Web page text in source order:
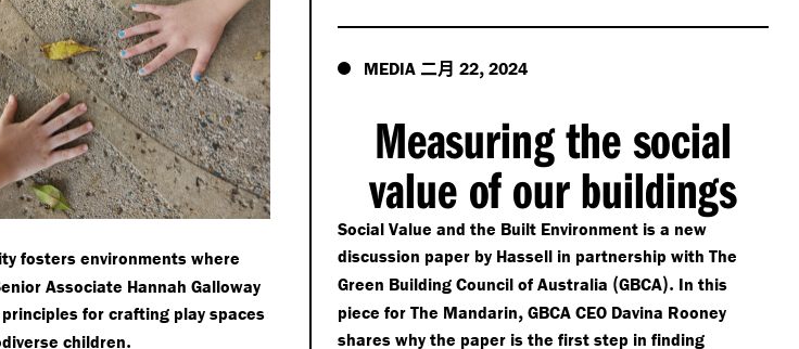
fosters environments where
Associate Hannah Galloway
for crafting play spaces
children.
MEDIA 二月 22,2024
Measuring the social
value of our buildings
Social Value and the Built Environment is a new
discussion paper by Hassell in partnership with The
Green Building Council of Australia (GBCA). In this
piece for The Mandarin,GBCA CEO Davina Rooney
shares why the paper is the first step in finding